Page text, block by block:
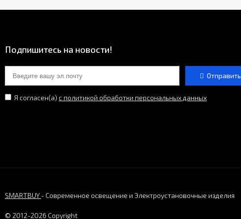
Подпишитесь на новости!
Отправить
Я согласен(a) с политикой обработки персональных данных
SMARTBUY - Современное освещение и Электроустановочные изделия
© 2012-2026 Copyright